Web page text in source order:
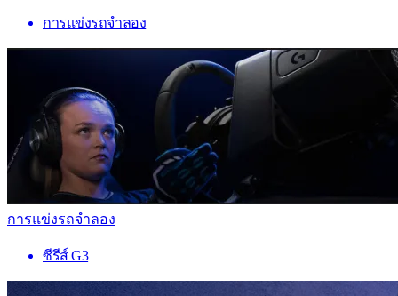
การแข่งรถจำลอง
การแข่งรถจำลอง
ซีรีส์ G3